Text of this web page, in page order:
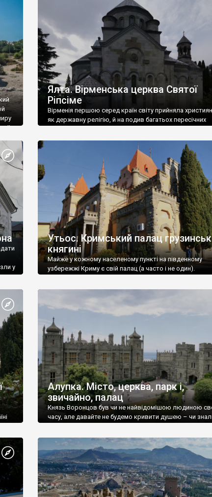
називаються «повстяками» (postaki)…” “Вино. Крим
виробляє відмінне вино і його вдосталь: воно все
легке біле і дуже […]
ІІ,
Ялта. Вірменська церква Святої
Ріпсіме
Вірменія першою серед країн світу прийняла
як державну релігію, й на подив багатьох пересічних
у
Утьос. Кримський палац
княгині
Майже у кожному населеному пункті на південному
узбережжі Криму є свій палац (а часто і не один).
Алупка. Місто, церква, парк і,
звичайно, палац
Князь Воронцов був чи не найвідомішою людиною
часу, але давайте не будемо кривити душею – чи